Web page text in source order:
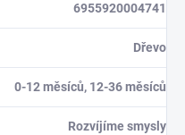
6955920004741
Dřevo
0-12 měsíců, 12-36 měsíců
Rozvíjíme smysly